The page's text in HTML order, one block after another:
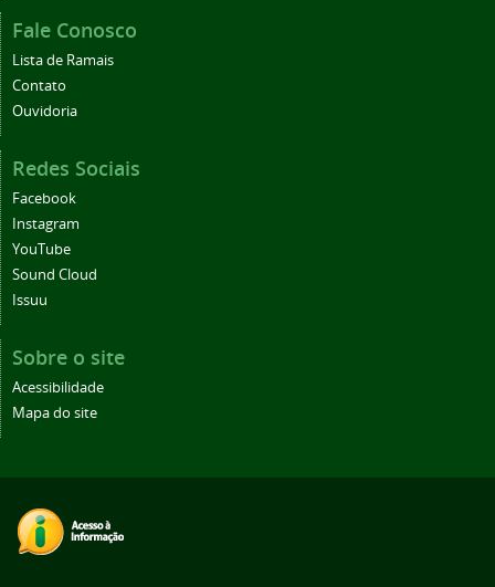
Fale Conosco
Lista de Ramais
Contato
Ouvidoria
Redes Sociais
Facebook
Instagram
YouTube
Sound Cloud
Issuu
Sobre o site
Acessibilidade
Mapa do site